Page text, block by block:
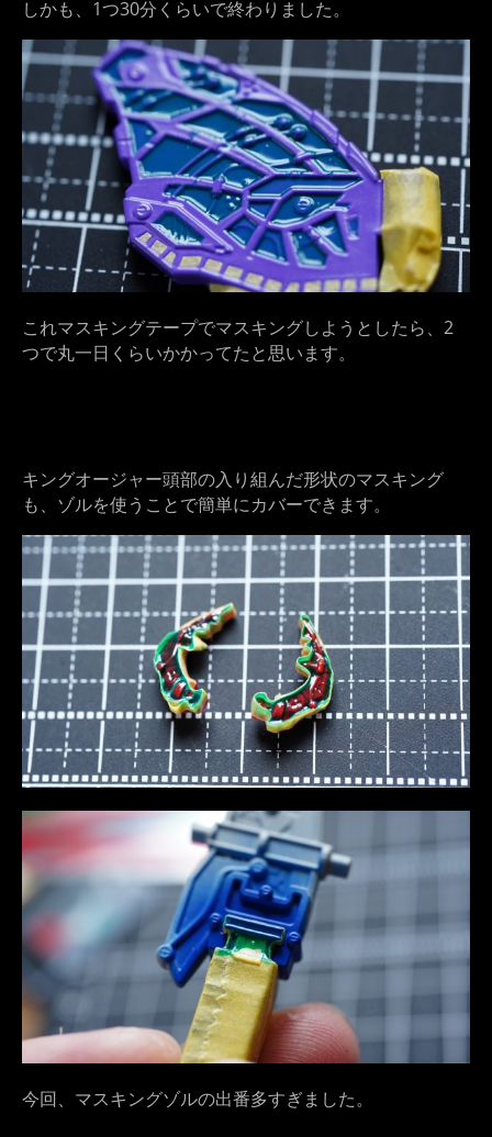
しかも、1つ30分くらいで終わりました。
これマスキングテープでマスキングしようとしたら、2
つで丸一日くらいかかってたと思います。
キングオージャー頭部の入り組んだ形状のマスキング
も、ゾルを使うことで簡単にカバーできます。
今回、マスキングゾルの出番多すぎました。